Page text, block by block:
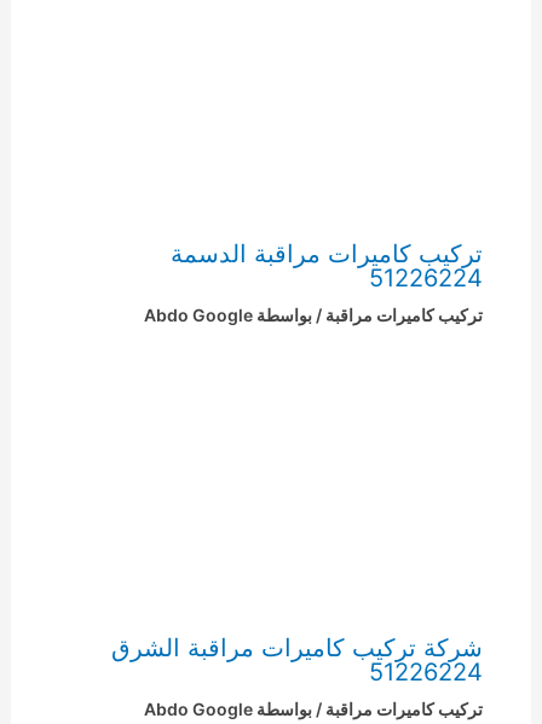
تركيب كاميرات مراقبة الدسمة
51226224
تركيب كاميرات مراقبة / بواسطة Abdo Google
شركة تركيب كاميرات مراقبة الشرق
51226224
تركيب كاميرات مراقبة / بواسطة Abdo Google